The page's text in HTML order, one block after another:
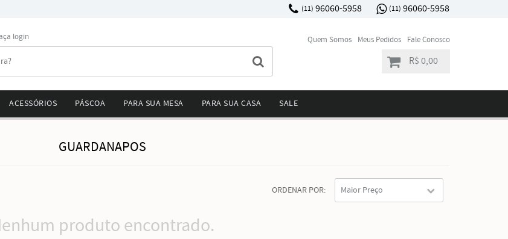
(11) 96060-5958 (11) 96060-5958
login Quem Somos Meus Pedidos Fale Conosco
R$ 0,00
ACESSÓRIOS PÁSCOA PARA SUA MESA PARA SUA CASA SALE
GUARDANAPOS
ORDENAR POR Maior Preço
produto encontrado.